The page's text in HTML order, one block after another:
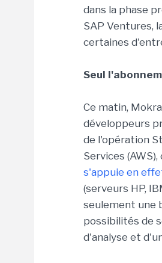
dans la phase
SAP Ventures,
certaines
Seul
Ce matin,
développeurs
de l'opération
Services
s'appuie en
(serveurs HP,
seulement une
possibilités de
d'analyse et